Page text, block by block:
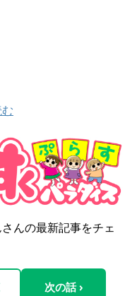
んの最新記事をチェ
次の話 ›